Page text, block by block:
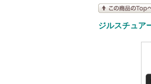
ジルスチュア